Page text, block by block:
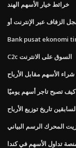
خرائط خيار الأسهم الهند
Bank pusat ekonomi
C2c السوق على الانترنت
شراء الأسهم مقابل الأرباح
كيف تصبح تاجر أسهم يوميًا
تاريخ توزيع الأرباح
المحرك الرسم البياني
تداول الأسهم في كندا